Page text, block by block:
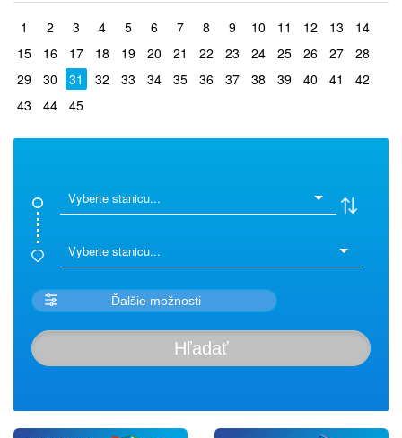
1
2 3 4 5 6 7 8 9 10 11 12 13
14
15
16 17 18 19 20 21 22 23 24 25 26 27
28
29
30 31 32 33 34 35 36 37 38 39 40 41
42
43
44 45